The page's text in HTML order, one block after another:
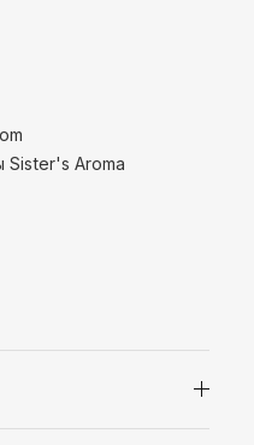
Sister's Aroma